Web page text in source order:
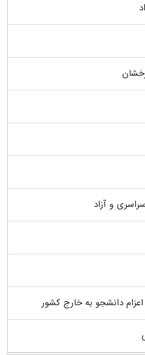
و آزاد
دانشجو به خارج کشور